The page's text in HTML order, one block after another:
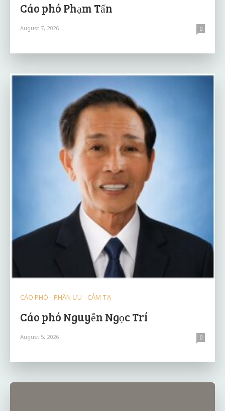
Cáo phó Phạm Tấn
August 7, 2026 0
CÁO PHÓ - PHÂN ƯU - CẢM TẠ
Cáo phó Nguyễn Ngọc Trí
August 5, 2026 0